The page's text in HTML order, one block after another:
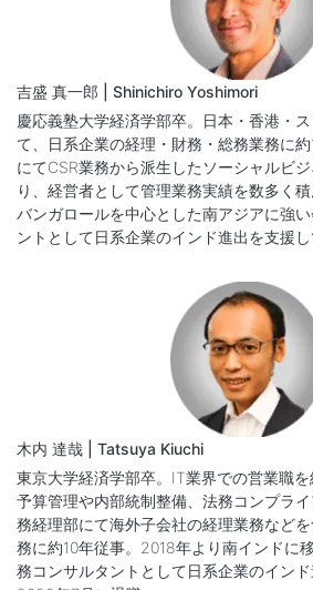
吉盛 真一郎 | Shinichiro Yoshimori
慶応義塾大学経済学部卒。日本・香港・
て、日系企業の経理・財務・総務業務に
にてCSR業務から派生したソーシャルビ
り、経営者として管理業務実績を数多く
バンガロールを中心とした南アジアに強
ントとして日系企業のインド進出を支援し
木内 達哉 | Tatsuya Kiuchi
東京大学経済学部卒。IT業界での営業職
予算管理や内部統制整備、法務コンプラ
務経理部にて海外子会社の経理業務など
務に約10年従事。2018年より南インドに
務コンサルタントとして日系企業のインド